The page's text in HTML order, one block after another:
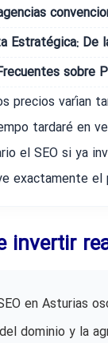
Estratégica: De
sobre
precios varían
tardaré en
el SEO si ya
exactamente
invertir
en Asturias
dominio y la